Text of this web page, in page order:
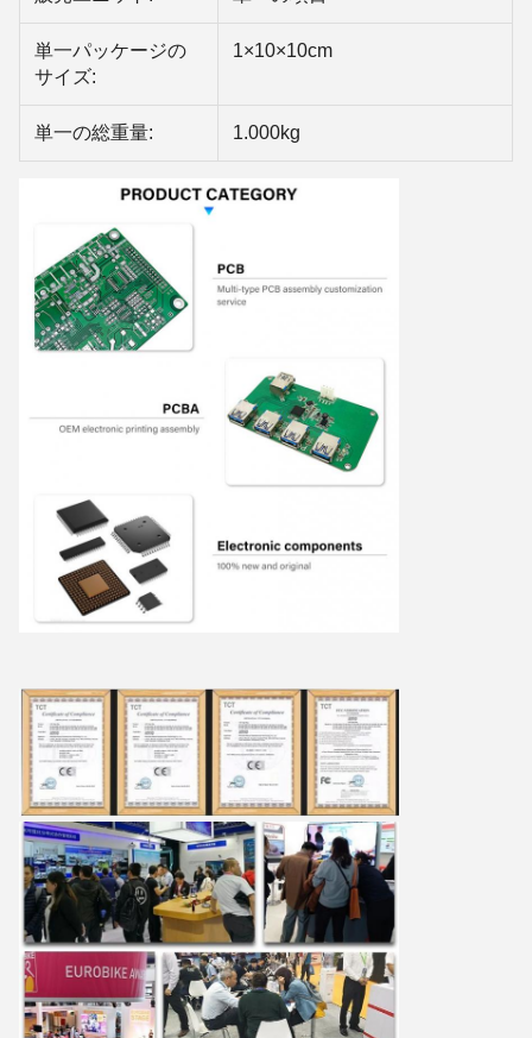
単一パッケージの
サイズ:
1×10×10cm
単一の総重量: 1.000kg